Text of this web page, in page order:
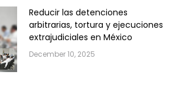
Reducir las detenciones
arbitrarias, tortura y ejecuciones
extrajudiciales en México
December 10, 2025